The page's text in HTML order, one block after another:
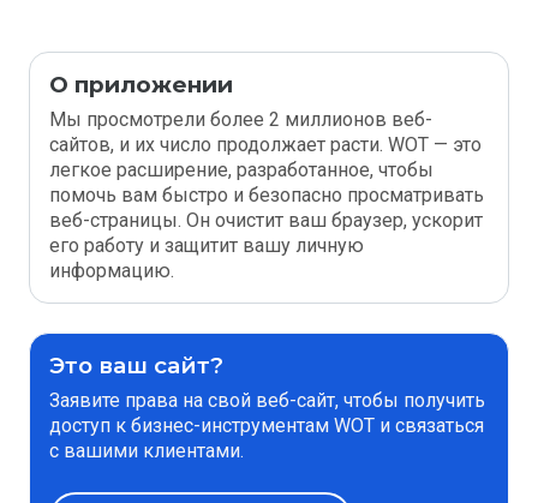
О приложении
Мы просмотрели более 2 миллионов веб-
сайтов, и их число продолжает расти. WOT — это
легкое расширение, разработанное, чтобы
помочь вам быстро и безопасно просматривать
веб-страницы. Он очистит ваш браузер, ускорит
его работу и защитит вашу личную
информацию.
Это ваш сайт?
Заявите права на свой веб-сайт, чтобы получить
доступ к бизнес-инструментам WOT и связаться
с вашими клиентами.